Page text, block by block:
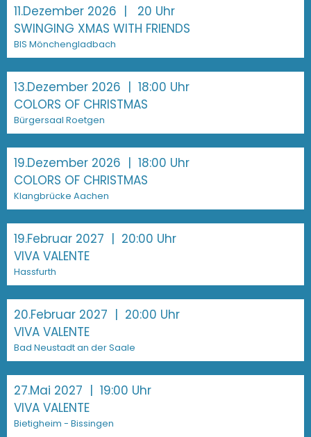
11.Dezember 2026 | 20 Uhr
SWINGING XMAS WITH FRIENDS
BIS Mönchengladbach
13.Dezember 2026 | 18:00 Uhr
COLORS OF CHRISTMAS
Bürgersaal Roetgen
19.Dezember 2026 | 18:00 Uhr
COLORS OF CHRISTMAS
Klangbrücke Aachen
19.Februar 2027 | 20:00 Uhr
VIVA VALENTE
Hassfurth
20.Februar 2027 | 20:00 Uhr
VIVA VALENTE
Bad Neustadt an der Saale
27.Mai 2027 | 19:00 Uhr
VIVA VALENTE
Bietigheim - Bissingen